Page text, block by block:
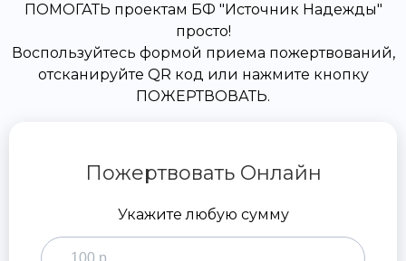
ПОМОГАТЬ проектам БФ "Источник Надежды"
просто!
Воспользуйтесь формой приема пожертвований,
отсканируйте QR код или нажмите кнопку
ПОЖЕРТВОВАТЬ.
Пожертвовать Онлайн
Укажите любую сумму